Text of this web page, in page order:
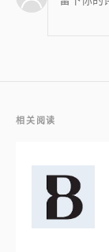
相关阅读